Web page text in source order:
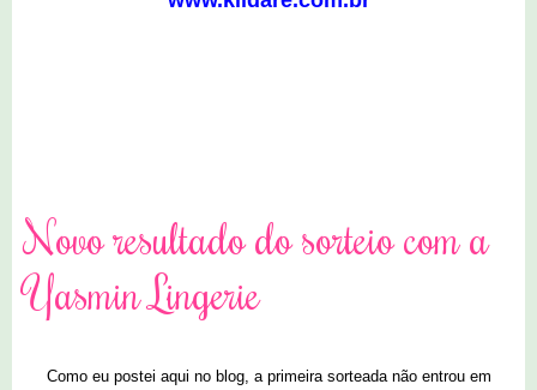
Novo resultado do sorteio com a
Yasmin Lingerie
Como eu postei aqui no blog, a primeira sorteada não entrou em